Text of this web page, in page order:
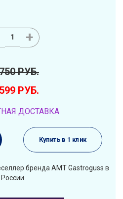
+
РУБ.
РУБ.
ДОСТАВКА
Купить в 1 клик
бренда AMT Gastroguss в
России